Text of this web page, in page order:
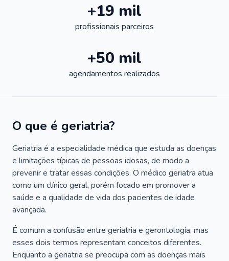
+19 mil
profissionais parceiros
+50 mil
agendamentos realizados
O que é geriatria?
Geriatria é a especialidade médica que estuda as doenças
e limitações típicas de pessoas idosas, de modo a
prevenir e tratar essas condições. O médico geriatra atua
como um clínico geral, porém focado em promover a
saúde e a qualidade de vida dos pacientes de idade
avançada.
É comum a confusão entre geriatria e gerontologia, mas
esses dois termos representam conceitos diferentes.
Enquanto a geriatria se preocupa com as doenças mais